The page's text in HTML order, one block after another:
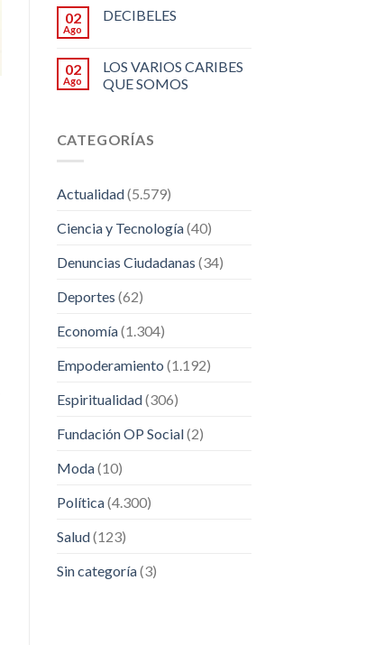
02
Ago
DECIBELES
02
Ago
LOS VARIOS CARIBES
QUE SOMOS
CATEGORÍAS
Actualidad(5.579)
Ciencia y Tecnología(40)
Denuncias Ciudadanas (34)
Deportes (62)
Economía(1.304)
Empoderamiento (1.192)
Espiritualidad(306)
Fundación OP Social(2)
Moda(10)
Política(4.300)
Salud(123)
Sin categoría(3)